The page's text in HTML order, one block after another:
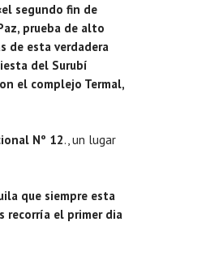
segundo fin de
prueba de alto
de esta verdadera
del Surubí
el complejo Termal,
Nº 12., un lugar
que siempre esta
recorría el primer dia